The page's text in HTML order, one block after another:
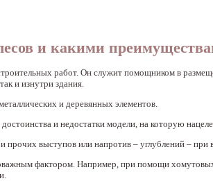
и какими
работ. Он служит помощником в
и изнутри здания.
и деревянных элементов.
и недостатки модели, на которую
выступов или напротив – углублений – при
фактором. Например, при помощи